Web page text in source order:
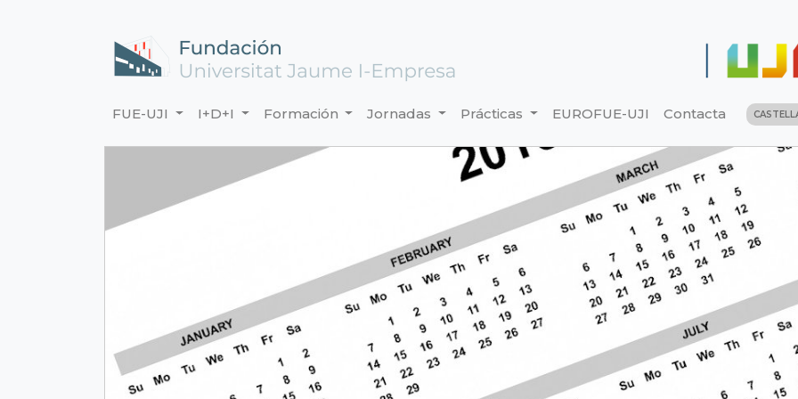
FUE-UJI I+D+I Formación Jornadas Prácticas EUROFUE-UJI Contacta